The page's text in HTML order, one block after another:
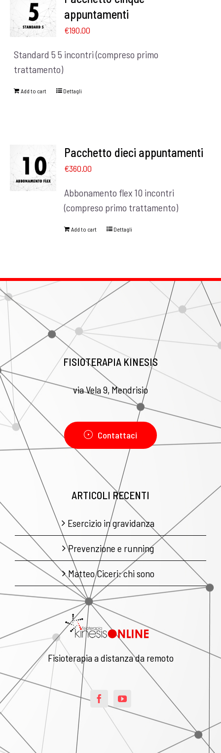
appuntamenti
€190.00
Standard 5 5 incontri (compreso primo
trattamento)
Add to cart Dettagli
Pacchetto dieci appuntamenti
€360.00
Abbonamento flex 10 incontri
(compreso primo trattamento)
Add to cart Dettagli
FISIOTERAPIA KINESIS
via Vela 9, Mendrisio
Contattaci
ARTICOLI RECENTI
Esercizio in gravidanza
Prevenzione e running
Matteo Ciceri: chi sono
Fisioterapia a distanza da remoto